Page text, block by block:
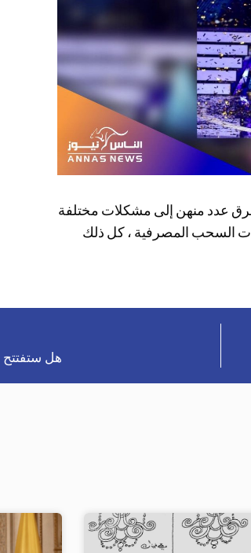
عدد منهن إلى مشكلات مختلفة
السحب المصرفية ، كل ذلك
هل ستفتتح